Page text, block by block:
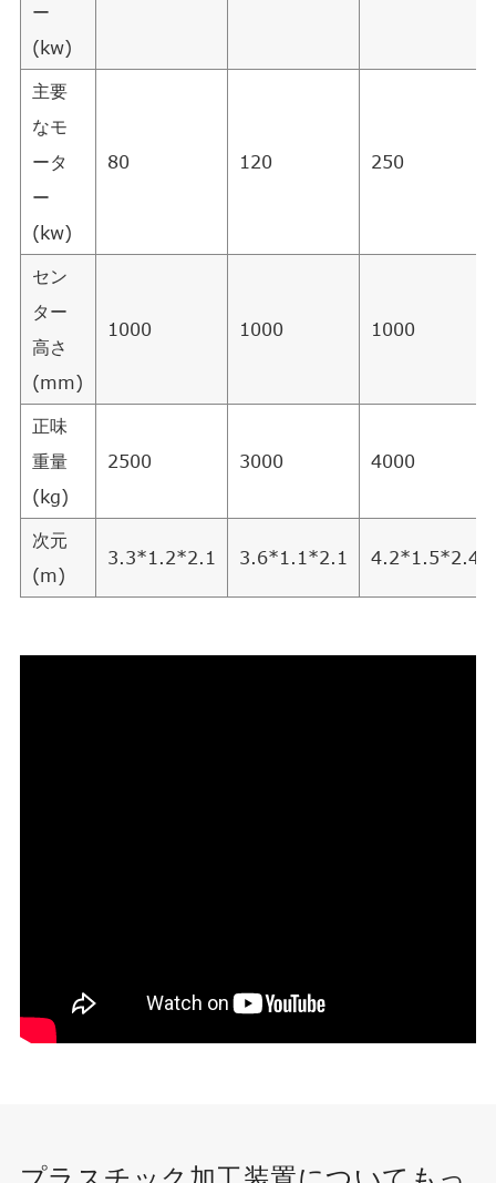
ー
(kw)
主要
なモ
ータ
ー
(kw)
80 120 250
セン
ター
高さ
(mm)
1000 1000 1000
正味
重量
(kg)
2500 3000 4000
次元
(m)
3.3*1.2*2.1 3.6*1.1*2.1 4.2*1.5*2.4